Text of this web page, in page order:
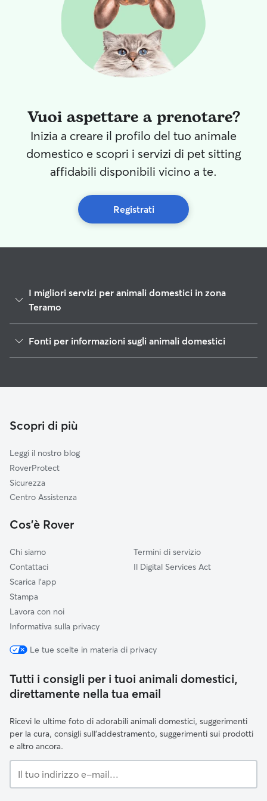
proprietari. Lo consiglio a chiunque
cerchi qualcuno di fiducia per il proprio
cane: per me è diventato un punto di
riferimento e sicuramente mi affiderò
ancora a lui in futuro. Grazie di cuore per
Vuoi aspettare a prenotare?
Inizia a creare il profilo del tuo animale
domestico e scopri i servizi di pet sitting
affidabili disponibili vicino a te.
Registrati
I migliori servizi per animali domestici in zona
Teramo
Dog sitter e cat sitter a Teramo
Asilo Per Cani a Teramo
Cat Sitter a Teramo
Fonti per informazioni sugli animali domestici
Scopri di più
Leggi il nostro blog
RoverProtect
Sicurezza
Centro Assistenza
Cos'è Rover
Chi siamo
Contattaci
Scarica l'app
Stampa
Lavora con noi
Informativa sulla privacy
Termini di servizio
Il Digital Services Act
Le tue scelte in materia di privacy
Tutti i consigli per i tuoi animali domestici,
direttamente nella tua email
Ricevi le ultime foto di adorabili animali domestici, suggerimenti
per la cura, consigli sull'addestramento, suggerimenti sui prodotti
e altro ancora.
tuo